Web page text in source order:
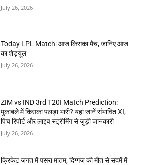
July 26, 2026
Today LPL Match: आज किसका मैच, जानिए आज
का शेड्यूल
July 26, 2026
ZIM vs IND 3rd T20I Match Prediction:
मुकाबले में किसका पलड़ा भारी? यहां जानें संभावित XI,
पिच रिपोर्ट और लाइव स्ट्रीमिंग से जुड़ी जानकारी
July 26, 2026
क्रिकेट जगत में पसरा मातम, दिग्गज की मौत से सदमें में